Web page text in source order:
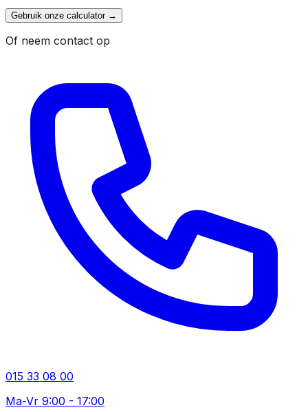
Gebruik onze calculator→
Of neem contact op
015 33 08 00
Ma-Vr 9:00 - 17:00